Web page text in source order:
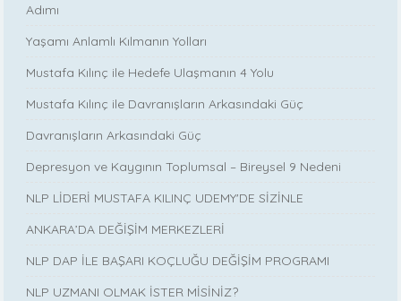
Adımı
Yaşamı Anlamlı Kılmanın Yolları
Mustafa Kılınç ile Hedefe Ulaşmanın 4 Yolu
Mustafa Kılınç ile Davranışların Arkasındaki Güç
Davranışların Arkasındaki Güç
Depresyon ve Kaygının Toplumsal – Bireysel 9 Nedeni
NLP LİDERİ MUSTAFA KILINÇ UDEMY'DE SİZİNLE
ANKARA’DA DEĞİŞİM MERKEZLERİ
NLP DAP İLE BAŞARI KOÇLUĞU DEĞİŞİM PROGRAMI
NLP UZMANI OLMAK İSTER MİSİNİZ?